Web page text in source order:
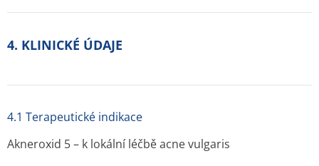
4. KLINICKÉ ÚDAJE
4.1 Terapeutické indikace
Akneroxid 5 – k lokální léčbě acne vulgaris